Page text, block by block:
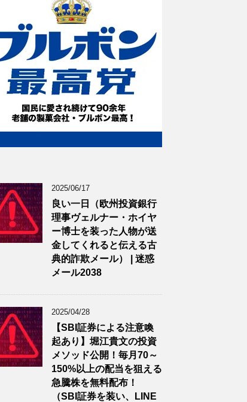
2025/06/17
良い一日（欧州投資銀行
理事ヴェルナー・ホイヤ
ー博士を装った人物が送
金してくれると伝える古
典的詐欺メール） | 迷惑
メール2038
2025/04/28
【SBI証券による注意喚
起あり】堀江貴文の投資
メソッド公開！毎月70～
150%以上の配当を狙える
急騰株を無料配布！
（SBI証券を装い、LINE